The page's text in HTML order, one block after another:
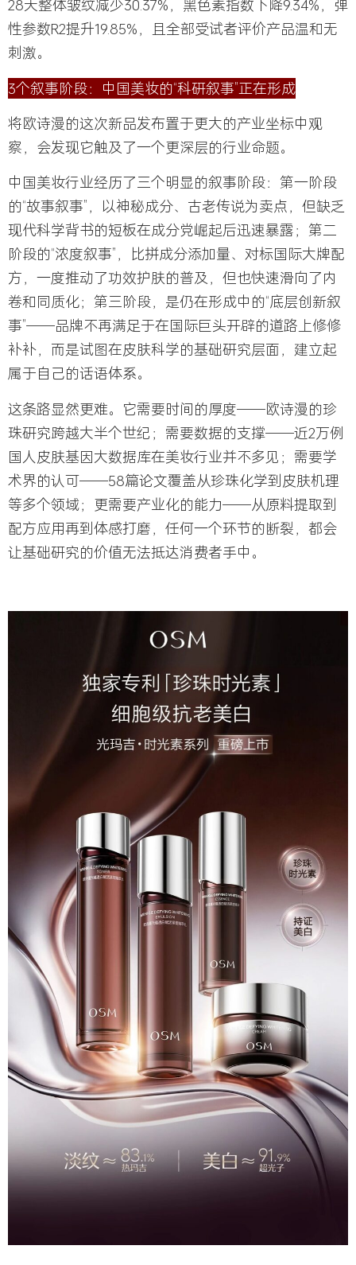
28天整体皱纹减少30.37%，黑色素指数下降9.34%，弹
性参数R2提升19.85%，且全部受试者评价产品温和无
刺激。
3个叙事阶段： 中国美妆的“科研叙事”正在形成
将欧诗漫的这次新品发布置于更大的产业坐标中观
察，会发现它触及了一个更深层的行业命题。
中国美妆行业经历了三个明显的叙事阶段：第一阶段
的“故事叙事”，以神秘成分、古老传说为卖点，但缺乏
现代科学背书的短板在成分党崛起后迅速暴露；第二
阶段的“浓度叙事”，比拼成分添加量、对标国际大牌配
方，一度推动了功效护肤的普及，但也快速滑向了内
卷和同质化；第三阶段，是仍在形成中的“底层创新叙
事”——品牌不再满足于在国际巨头开辟的道路上修修
补补，而是试图在皮肤科学的基础研究层面，建立起
属于自己的话语体系。
这条路显然更难。它需要时间的厚度——欧诗漫的珍
珠研究跨越大半个世纪；需要数据的支撑——近2万例
国人皮肤基因大数据库在美妆行业并不多见；需要学
术界的认可——58篇论文覆盖从珍珠化学到皮肤机理
等多个领域；更需要产业化的能力——从原料提取到
配方应用再到体感打磨，任何一个环节的断裂，都会
让基础研究的价值无法抵达消费者手中。